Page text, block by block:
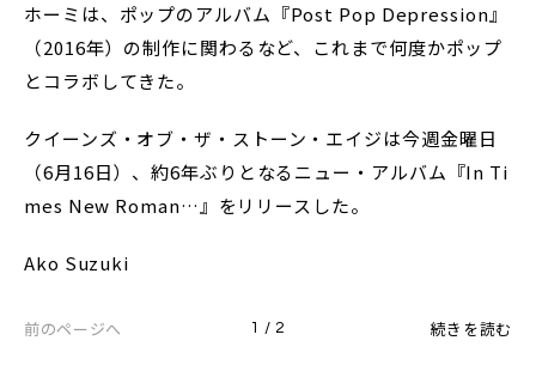
ホーミは、ポップのアルバム『Post Pop Depression』
（2016年）の制作に関わるなど、これまで何度かポップ
とコラボしてきた。
クイーンズ・オブ・ザ・ストーン・エイジは今週金曜日
（6月16日）、約6年ぶりとなるニュー・アルバム『In Ti
mes New Roman…』をリリースした。
Ako Suzuki
前のページへ 1 / 2 続きを読む